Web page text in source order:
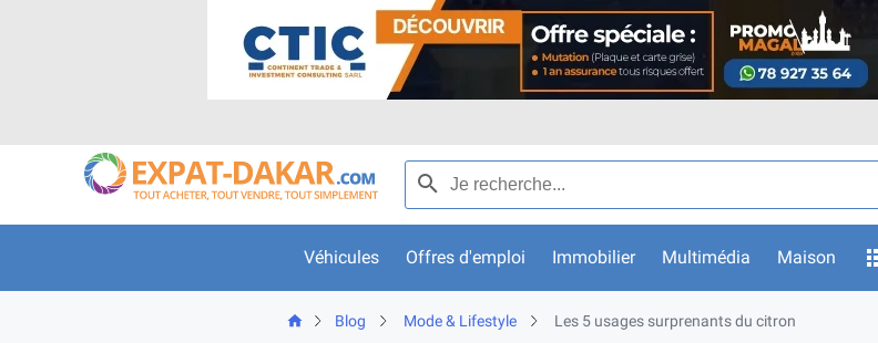
Recherche par texte
Véhicules Offres d'emploi Immobilier Multimédia Maison
Blog Mode & Lifestyle Les 5 usages surprenants du citron